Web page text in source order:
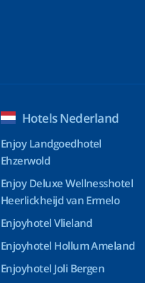
Hotels Nederland
Enjoy Landgoedhotel
Ehzerwold
Enjoy Deluxe Wellnesshotel
Heerlickheijd van Ermelo
Enjoyhotel Vlieland
Enjoyhotel Hollum Ameland
Enjoyhotel Joli Bergen